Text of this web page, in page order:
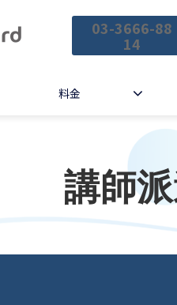
03-3666-88
14
料金
講師